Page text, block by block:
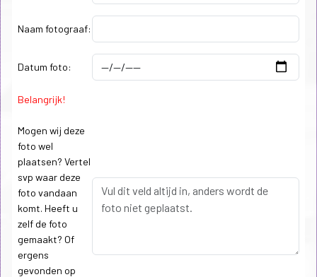
Naam fotograaf:
Datum foto:
Belangrijk!
Mogen wij deze
foto wel
plaatsen? Vertel
svp waar deze
foto vandaan
komt. Heeft u
zelf de foto
gemaakt? Of
ergens
gevonden op